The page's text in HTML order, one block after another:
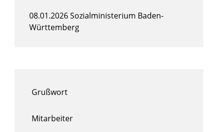
08.01.2026 Sozialministerium Baden-
Württemberg
Grußwort
Mitarbeiter